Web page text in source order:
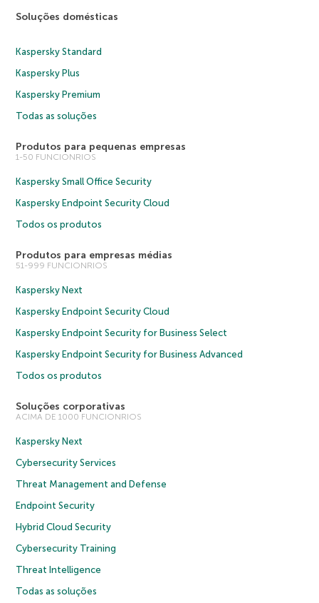
Soluções domésticas
Kaspersky Standard
Kaspersky Plus
Kaspersky Premium
Todas as soluções
Produtos para pequenas empresas
1-50 FUNCIONRIOS
Kaspersky Small Office Security
Kaspersky Endpoint Security Cloud
Todos os produtos
Produtos para empresas médias
51-999 FUNCIONRIOS
Kaspersky Next
Kaspersky Endpoint Security Cloud
Kaspersky Endpoint Security for Business Select
Kaspersky Endpoint Security for Business Advanced
Todos os produtos
Soluções corporativas
ACIMA DE 1000 FUNCIONRIOS
Kaspersky Next
Cybersecurity Services
Threat Management and Defense
Endpoint Security
Hybrid Cloud Security
Cybersecurity Training
Threat Intelligence
Todas as soluções